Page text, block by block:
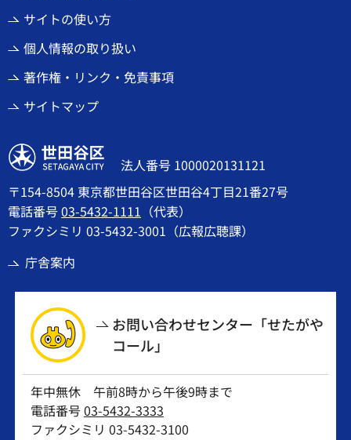
サイトの使い方
個人情報の取り扱い
著作権・リンク・免責事項
サイトマップ
世田谷区
法人番号 1000020131121
〒154-8504 東京都世田谷区世田谷4丁目21番27号
電話番号03-5432-1111 （代表）
ファクシミリ 03-5432-3001（広報広聴課）
庁舎案内
お問い合わせセンター「せたがや
コール」
年中無休 午前8時から午後9時まで
電話番号03-5432-3333
ファクシミリ 03-5432-3100